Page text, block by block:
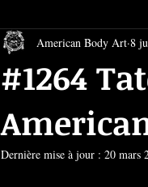
#1264
American Body Art 8
Dernière mise à jour : 20 mars